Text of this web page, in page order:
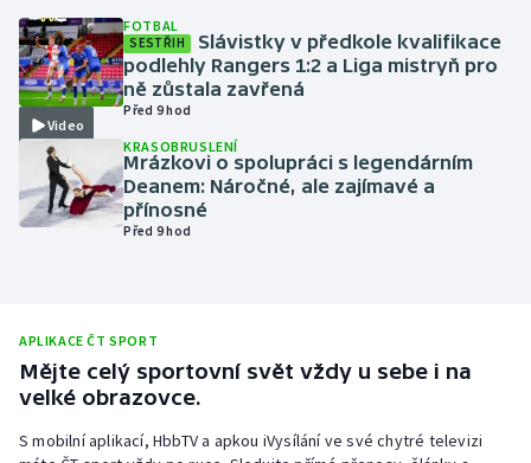
Moderní pětiboj
Motorsport
Olympijské hry
Parasport
Rychlobruslení
Video
FOTBAL
SESTŘIH
Slávistky v předkole kvalifikace
podlehly Rangers 1:2 a Liga mistryň pro
ně zůstala zavřená
Před 9 hod
KRASOBRUSLENÍ
Mrázkovi o spolupráci s legendárním
Deanem: Náročné, ale zajímavé a
přínosné
Před 9 hod
APLIKACE ČT SPORT
Mějte celý sportovní svět vždy u sebe i na
velké obrazovce.
S mobilní aplikací, HbbTV a apkou iVysílání ve své chytré televizi